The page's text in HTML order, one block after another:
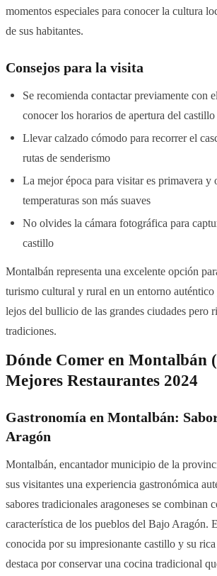
momentos especiales para conocer la cultura
de sus habitantes.
Consejos para la visita
Se recomienda contactar previamente con
conocer los horarios de apertura del castillo
Llevar calzado cómodo para recorrer el
rutas de senderismo
La mejor época para visitar es primavera y
temperaturas son más suaves
No olvides la cámara fotográfica para
castillo
Montalbán representa una excelente opción
turismo cultural y rural en un entorno
lejos del bullicio de las grandes ciudades pero
tradiciones.
Dónde Comer en Montalbán
Mejores Restaurantes 2024
Gastronomía en Montalbán:
Aragón
Montalbán, encantador municipio de la
sus visitantes una experiencia gastronómica
sabores tradicionales aragoneses se combinan
característica de los pueblos del Bajo Aragón.
conocida por su impresionante castillo y su
destaca por conservar una cocina tradicional